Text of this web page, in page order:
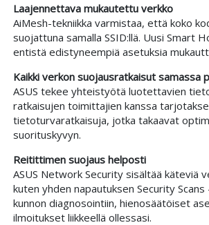
Laajennettava mukautettu verkko
AiMesh-tekniikka varmistaa, että koko
suojattuna samalla SSID:llä. Uusi Smart
entistä edistyneempiä asetuksia
Kaikki verkon suojausratkaisut samassa
ASUS tekee yhteistyötä luotettavien
ratkaisujen toimittajien kanssa
tietoturvaratkaisuja, jotka takaavat
suorituskyvyn.
Reitittimen suojaus helposti
ASUS Network Security sisältää käteviä
kuten yhden napautuksen Security
kunnon diagnosointiin, hienosäätöiset
ilmoitukset liikkeellä ollessasi.